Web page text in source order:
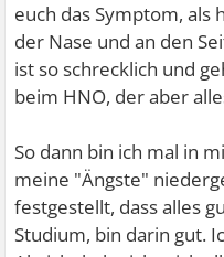
euch das Symptom, als
der Nase und an den
ist so schrecklich und
beim HNO, der aber
So dann bin ich mal in
meine "Ängste"
festgestellt, dass alles
Studium, bin darin gut.